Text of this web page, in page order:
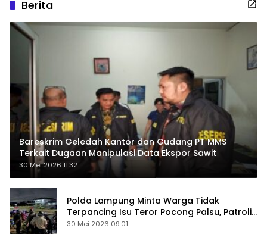
Berita
Bareskrim Geledah Kantor dan Gudang PT MMS
Terkait Dugaan Manipulasi Data Ekspor Sawit
30 Mei 2026 11:32
Polda Lampung Minta Warga Tidak
Terpancing Isu Teror Pocong Palsu, Patroli
Keamanan Ditingkatkan
30 Mei 2026 09:01